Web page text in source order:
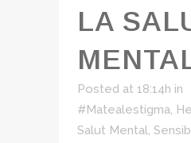
LA
Posted at 18:14h in
#Matealestigma,
Salut Mental,